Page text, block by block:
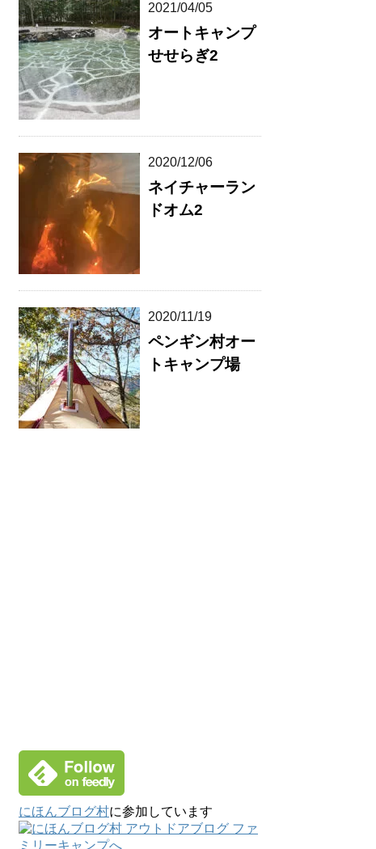
2021/04/05
オートキャンプ
せせらぎ2
2020/12/06
ネイチャーラン
ドオム2
2020/11/19
ペンギン村オー
トキャンプ場
にほんブログ村に参加しています